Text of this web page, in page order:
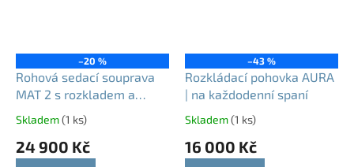
–20 %
Rohová sedací souprava
MAT 2 s rozkladem a
úložným prostorem
Skladem(1 ks)
24 900 Kč
–43 %
Rozkládací pohovka AURA
| na každodenní spaní
Skladem(1 ks)
16 000 Kč